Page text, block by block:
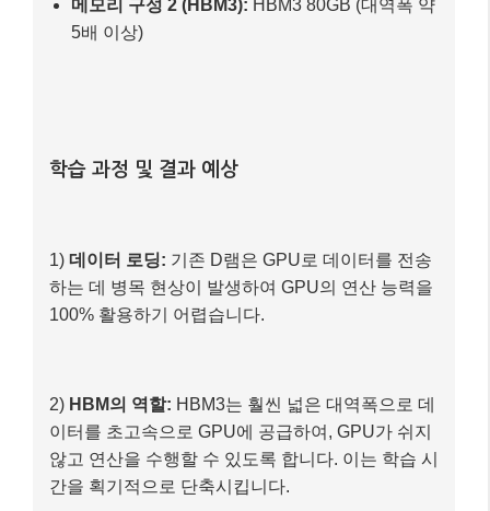
메모리 구성 2 (HBM3): HBM3 80GB (대역폭 약
5배 이상)
학습 과정 및 결과 예상
1) 데이터 로딩: 기존 D램은 GPU로 데이터를 전송
하는 데 병목 현상이 발생하여 GPU의 연산 능력을
100% 활용하기 어렵습니다.
2) HBM의 역할: HBM3는 훨씬 넓은 대역폭으로 데
이터를 초고속으로 GPU에 공급하여, GPU가 쉬지
않고 연산을 수행할 수 있도록 합니다. 이는 학습 시
간을 획기적으로 단축시킵니다.